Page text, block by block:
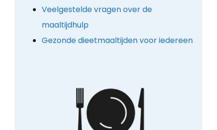
Veelgestelde vragen over de
maaltijdhulp
Gezonde dieetmaaltijden voor iedereen